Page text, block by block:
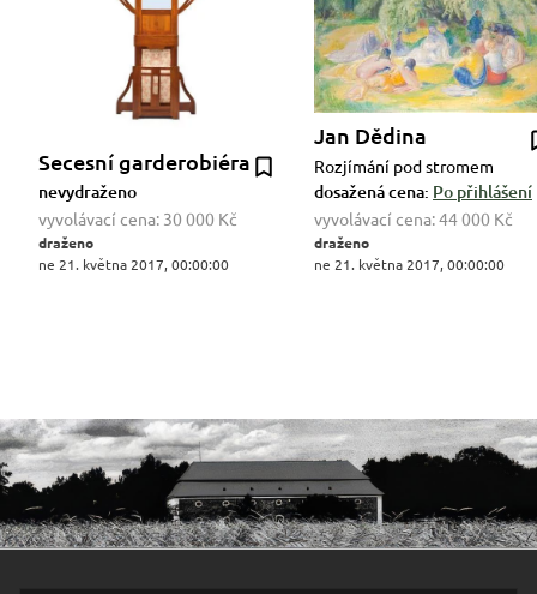
Secesní garderobiéra
nevydraženo
vyvolávací cena: 30 000 Kč
draženo
ne 21. května 2017, 00:00:00
Jan Dědina
Rozjímání pod stromem
dosažená cena: Po přihlášení
vyvolávací cena:44 000 Kč
draženo
ne 21. května 2017, 00:00:00